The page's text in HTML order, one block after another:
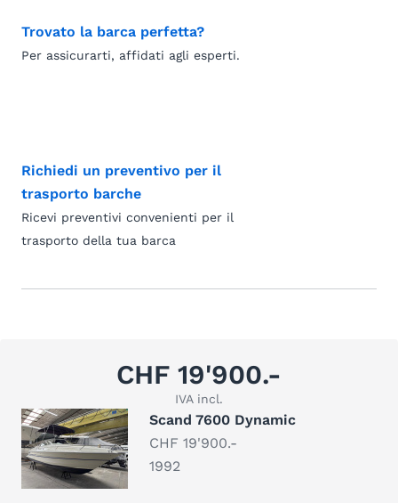
Trovato la barca perfetta?
Per assicurarti, affidati agli esperti.
Richiedi un preventivo per il
trasporto barche
Ricevi preventivi convenienti per il
trasporto della tua barca
CHF 19'900.-
IVA incl.
Scand 7600 Dynamic
CHF 19'900.-
1992